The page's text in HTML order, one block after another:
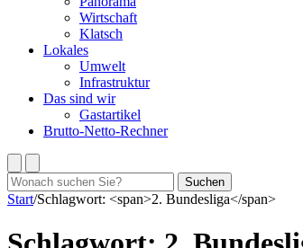
Wirtschaft
Klatsch
Lokales
Umwelt
Infrastruktur
Das sind wir
Gastartikel
Brutto-Netto-Rechner
Suchen
nach:
Suchen
Start/Schlagwort: <span>2. Bundesliga</span>